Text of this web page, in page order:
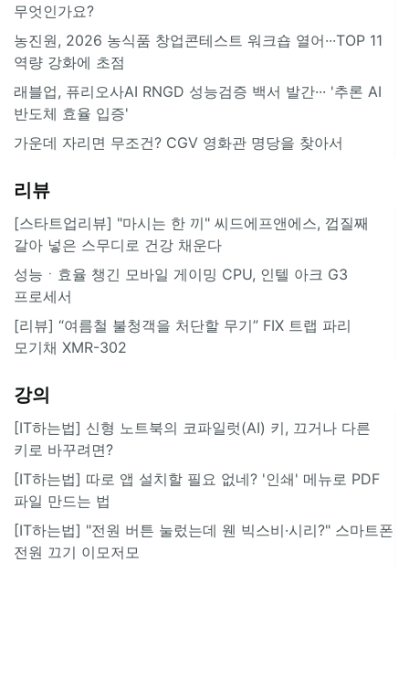
무엇인가요?
농진원, 2026 농식품 창업콘테스트 워크숍 열어···TOP 11
역량 강화에 초점
래블업, 퓨리오사AI RNGD 성능검증 백서 발간··· '추론 AI
반도체 효율 입증'
가운데 자리면 무조건? CGV 영화관 명당을 찾아서
리뷰
[스타트업리뷰] "마시는 한 끼" 씨드에프앤에스, 껍질째
갈아 넣은 스무디로 건강 채운다
성능ㆍ효율 챙긴 모바일 게이밍 CPU, 인텔 아크 G3
프로세서
[리뷰] “여름철 불청객을 처단할 무기” FIX 트랩 파리
모기채 XMR-302
강의
[IT하는법] 신형 노트북의 코파일럿(AI) 키, 끄거나 다른
키로 바꾸려면?
[IT하는법] 따로 앱 설치할 필요 없네? '인쇄' 메뉴로 PDF
파일 만드는 법
[IT하는법] "전원 버튼 눌렀는데 웬 빅스비·시리?" 스마트폰
전원 끄기 이모저모